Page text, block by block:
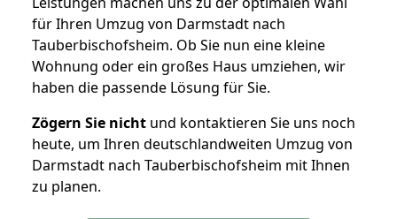
für Ihren Umzug von Darmstadt nach
Tauberbischofsheim. Ob Sie nun eine kleine
Wohnung oder ein großes Haus umziehen, wir
haben die passende Lösung für Sie.
Zögern Sie nicht und kontaktieren Sie uns noch
heute, um Ihren deutschlandweiten Umzug von
Darmstadt nach Tauberbischofsheim mit Ihnen
zu planen.